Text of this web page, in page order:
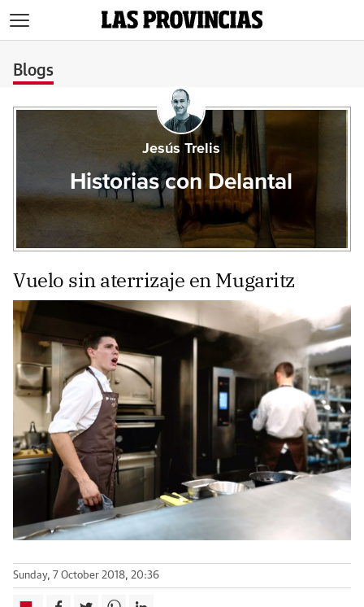
Blogs
Jesús Trelis
Historias con Delantal
Vuelo sin aterrizaje en Mugaritz
Sunday, 7 October 2018, 20:36